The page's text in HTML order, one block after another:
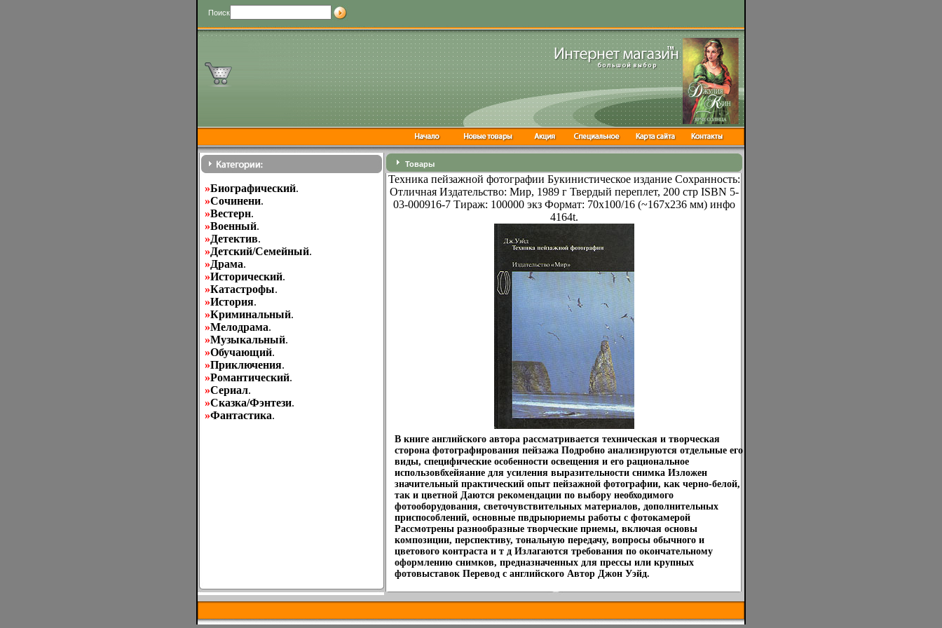
Поиск
»Биографический.
»Cочинени.
»Вестерн.
»Военный.
»Детектив.
»Детский/Семейный.
»Драма.
»Исторический.
»Катастрофы.
»История.
»Криминальный.
»Мелодрама.
»Музыкальный.
»Обучающий.
»Приключения.
»Романтический.
»Сериал.
»Сказка/Фэнтези.
»Фантастика.
Товары
Техника пейзажной фотографии Букинистическое издание Сохранность:
Отличная Издательство: Мир, 1989 г Твердый переплет, 200 стр ISBN 5-
03-000916-7 Тираж: 100000 экз Формат: 70x100/16 (~167x236 мм) инфо
4164t.
В книге английского автора рассматривается техническая и творческая
сторона фотографирования пейзажа Подробно анализируются отдельные его
виды, специфические особенности освещения и его рациональное
использовбхейяание для усиления выразительности снимка Изложен
значительный практический опыт пейзажной фотографии, как черно-белой,
так и цветной Даются рекомендации по выбору необходимого
фотооборудования, светочувствительных материалов, дополнительных
приспособлений, основные пвдрыюриемы работы с фотокамерой
Рассмотрены разнообразные творческие приемы, включая основы
композиции, перспективу, тональную передачу, вопросы обычного и
цветового контраста и т д Излагаются требования по окончательному
оформлению снимков, предназначенных для прессы или крупных
фотовыставок Перевод с английского Автор Джон Уэйд.